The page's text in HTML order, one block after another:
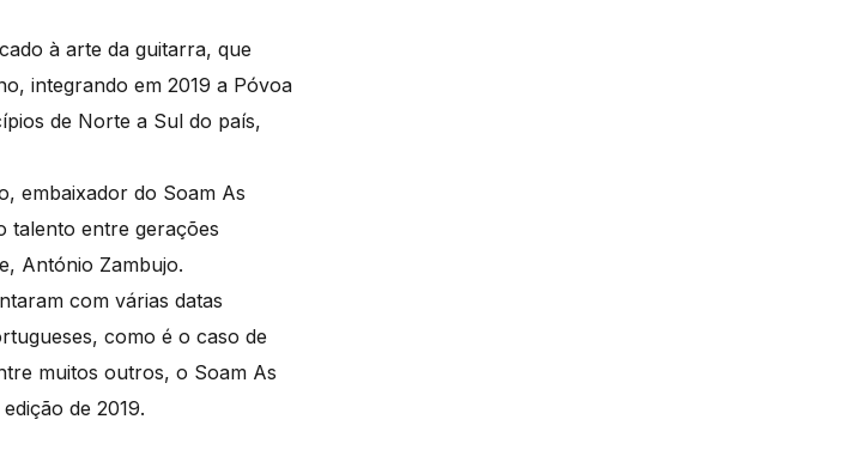
à arte da guitarra, que
integrando em 2019 a Póvoa
de Norte a Sul do país,
embaixador do Soam As
talento entre gerações
António Zambujo.
com várias datas
como é o caso de
muitos outros, o Soam As
de 2019.